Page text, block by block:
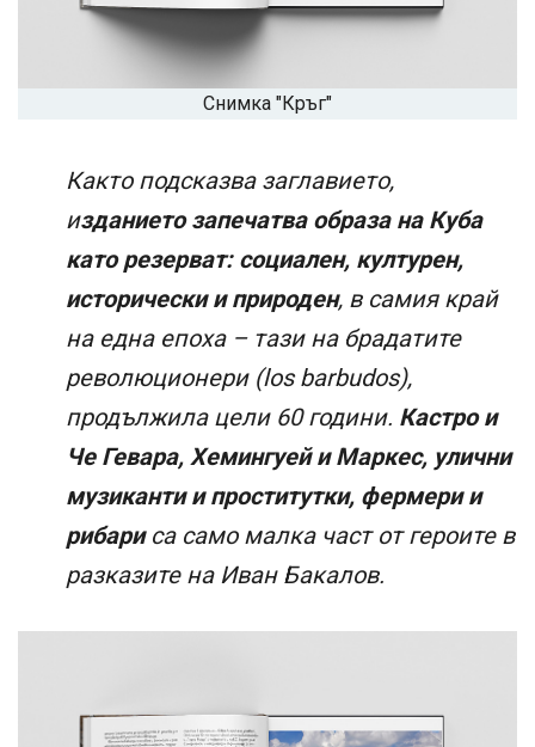
Снимка "Кръг"
Както подсказва заглавието,
изданието запечатва образа на Куба
като резерват: социален, културен,
исторически и природен, в самия край
на една епоха – тази на брадатите
революционери (los barbudos),
продължила цели 60 години. Кастро и
Че Гевара, Хемингуей и Маркес, улични
музиканти и проститутки, фермери и
рибариса само малка част от героите в
разказите на Иван Бакалов.